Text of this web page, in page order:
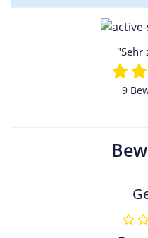
"Sehr
9